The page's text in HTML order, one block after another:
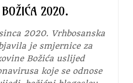
2020.
2020. Vrhbosanska
je smjernice za
Božića uslijed
koje se odnose